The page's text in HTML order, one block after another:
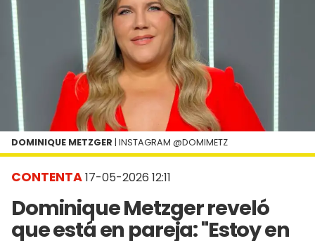
CONTENTA17-05-2026 12:11
Dominique Metzger reveló
que está en pareja: "Estoy en
DOMINIQUE METZGER | INSTAGRAM @DOMIMETZ